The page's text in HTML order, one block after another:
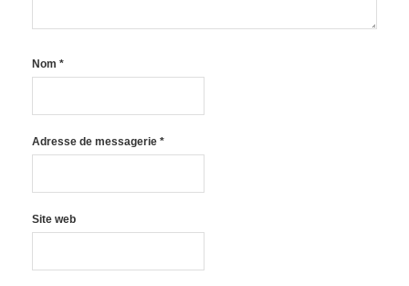
Nom *
Adresse de messagerie *
Site web